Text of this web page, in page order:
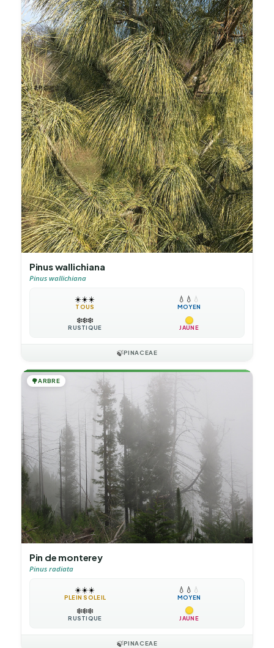
Pinus wallichiana
Pinus wallichiana
☀️☀️☀️
TOUS
💧 💧 💧
MOYEN
❄️❄️❄️
RUSTIQUE JAUNE
🍃PINACEAE
🌳ARBRE
Pin de monterey
Pinus radiata
☀️☀️☀️
PLEIN SOLEIL
💧 💧 💧
MOYEN
❄️❄️❄️
RUSTIQUE JAUNE
🍃PINACEAE